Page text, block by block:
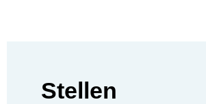
Stellen